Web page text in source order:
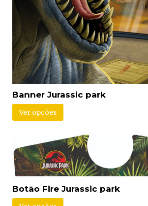
Banner Jurassic park
Ver opções
Botão Fire Jurassic park